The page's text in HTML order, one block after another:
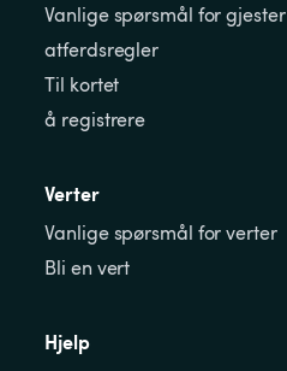
Vanlige spørsmål for gjester
atferdsregler
Til kortet
å registrere
Verter
Vanlige spørsmål for verter
Bli en vert
Hjelp